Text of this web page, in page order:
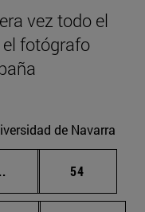
vez todo el
fotógrafo
de Navarra
Páginas intermedias
Página
54